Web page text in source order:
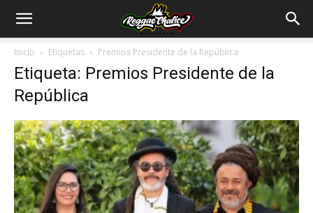
Inicio Etiquetas Premios Presidente de la República
Etiqueta: Premios Presidente de la
República